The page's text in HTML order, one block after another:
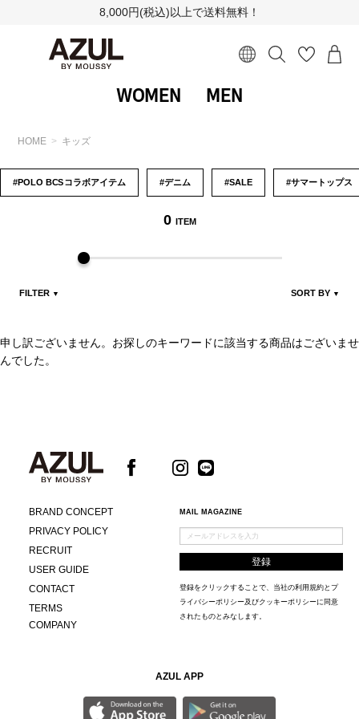
8,000円(税込)以上で送料無料！
WOMEN MEN
HOME キッズ
#POLO BCS コラボアイテム #デニム #SALE #サマートップス
0 ITEM
FILTER ▼ SORT BY ▼
申し訳ございません。お探しのキーワードに該当する商品はございませ
んでした。
BRAND CONCEPT
PRIVACY POLICY
RECRUIT
USER GUIDE
CONTACT
TERMS
COMPANY
MAIL MAGAZINE
登録をクリックすることで、当社の利用規約とプ
ライバシーポリシー及びクッキーポリシーに同意
されたものとみなします。
AZUL APP